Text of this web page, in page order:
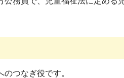
つなぎ役です。